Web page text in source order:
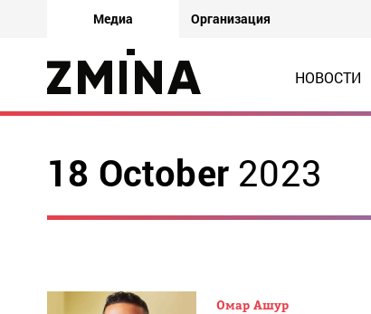
Медиа Организация
НОВОСТИ
18 October 2023
Омар Ашур